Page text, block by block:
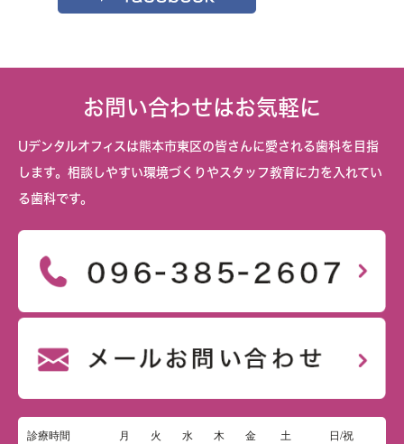
お問い合わせはお気軽に
Uデンタルオフィスは熊本市東区の皆さんに愛される歯科を目指
します。相談しやすい環境づくりやスタッフ教育に力を入れてい
る歯科です。
診療時間 月 火 水 木 金 土 日/祝